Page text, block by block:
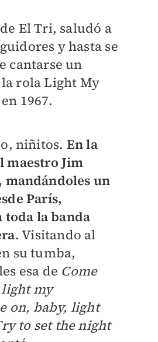
El Tri, saludó a
y hasta se
cantarse un
rola Light My
1967.
niñitos. En la
maestro Jim
un
París,
toda la banda
. Visitando al
su tumba,
esa de Come
my
on, baby, light
to set the night